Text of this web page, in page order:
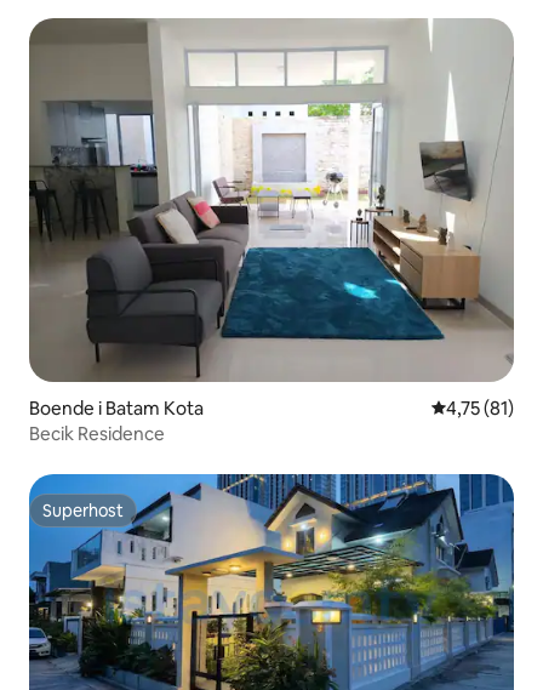
Boende i Batam Kota 4,75 av 5 i
4,75 (81)
Becik Residence
Superhost
Superhost